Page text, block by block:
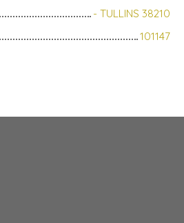
- TULLINS 38210
101147